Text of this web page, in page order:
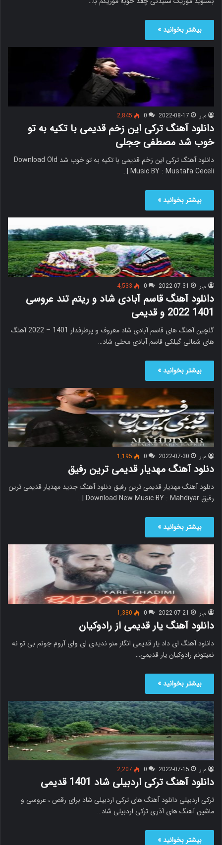
بیشتر بخوانید »
م.ر 2022-08-17
0
2,845
دانلود آهنگ ترکی این زخم قدیمی با تکیه به تو
خوب شد مصطفی ججلی
دانلود آهنگ ترکی این زخم قدیمی با تکیه به تو خوب شد Download Old
Music BY : Mustafa Ceceli |…
بیشتر بخوانید »
م.ر 2022-07-31
0
4,533
دانلود آهنگ قاسم آبادی شاد و ریتم تند عروسی
1401 2022 و قدیمی
گلچین آهنگ های قاسم آبادی شاد معروف و پرطرفدار 1401 – 2022 آهنگ
های شمالی گیلکی قاسم آبادی محلی شاد…
بیشتر بخوانید »
م.ر 2022-07-30
0
1,195
دنلود آهنگ مهدیار قدیمی ترین رفیق
دنلود آهنگ مهدیار قدیمی ترین رفیق دنلود آهنگ جدید مهدیار قدیمی ترین
رفیق Download New Music BY : Mahdiyar |…
بیشتر بخوانید »
م.ر 2022-07-21
0
1,380
دانلود آهنگ یار قدیمی از رادوکیان
دانلود آهنگ ای داد یار قدیمی انگار منو ندیدی ای وای آروم جونم بی تو نه
نمیتونم رادوکیان یار قدیمی…
بیشتر بخوانید »
م.ر 2022-07-15
0
2,207
دانلود آهنگ ترکی اردبیلی شاد 1401 قدیمی
ترکی اردبیلی دانلود آهنگ های ترکی اردبیلی شاد برای رقص ، عروسی و
ماشین آهنگ های آذری ترکی اردبیلی شاد…
بیشتر بخوانید »